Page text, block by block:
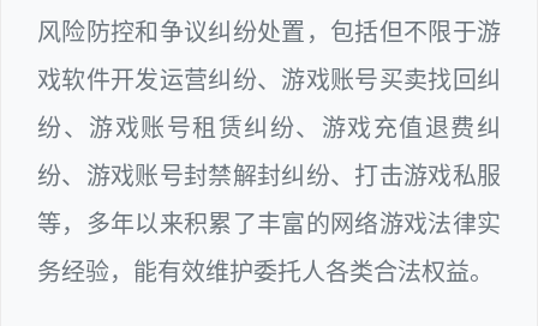
风险防控和争议纠纷处置，包括但不限于游
戏软件开发运营纠纷、游戏账号买卖找回纠
纷、游戏账号租赁纠纷、游戏充值退费纠
纷、游戏账号封禁解封纠纷、打击游戏私服
等，多年以来积累了丰富的网络游戏法律实
务经验，能有效维护委托人各类合法权益。